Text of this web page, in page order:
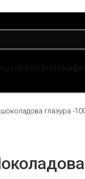
лакомствакафе
глазура -